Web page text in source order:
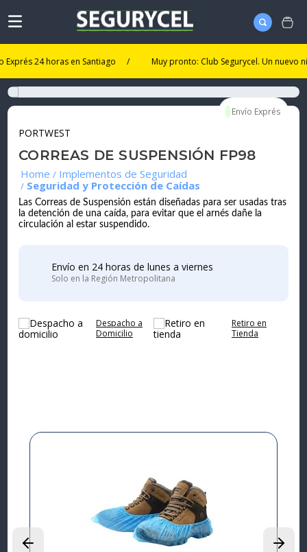
24 horas en Santiago / Muy pronto: Club Segurycel. Un nuevo nivel
PORTWEST
CORREAS DE SUSPENSIÓN FP98
Implementos de Seguridad
Seguridad y Protección de Caídas
Las Correas de Suspensión están diseñadas para ser usadas tras
la detención de una caída, para evitar que el arnés dañe la
circulación al estar suspendido.
Envío en 24 horas de lunes a viernes
Solo en la Región Metropolitana
Despacho a
Domicilio
Retiro en
Tienda